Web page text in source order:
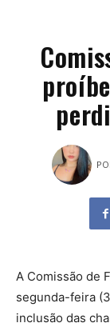
A Comissão de
segunda-feira
inclusão das